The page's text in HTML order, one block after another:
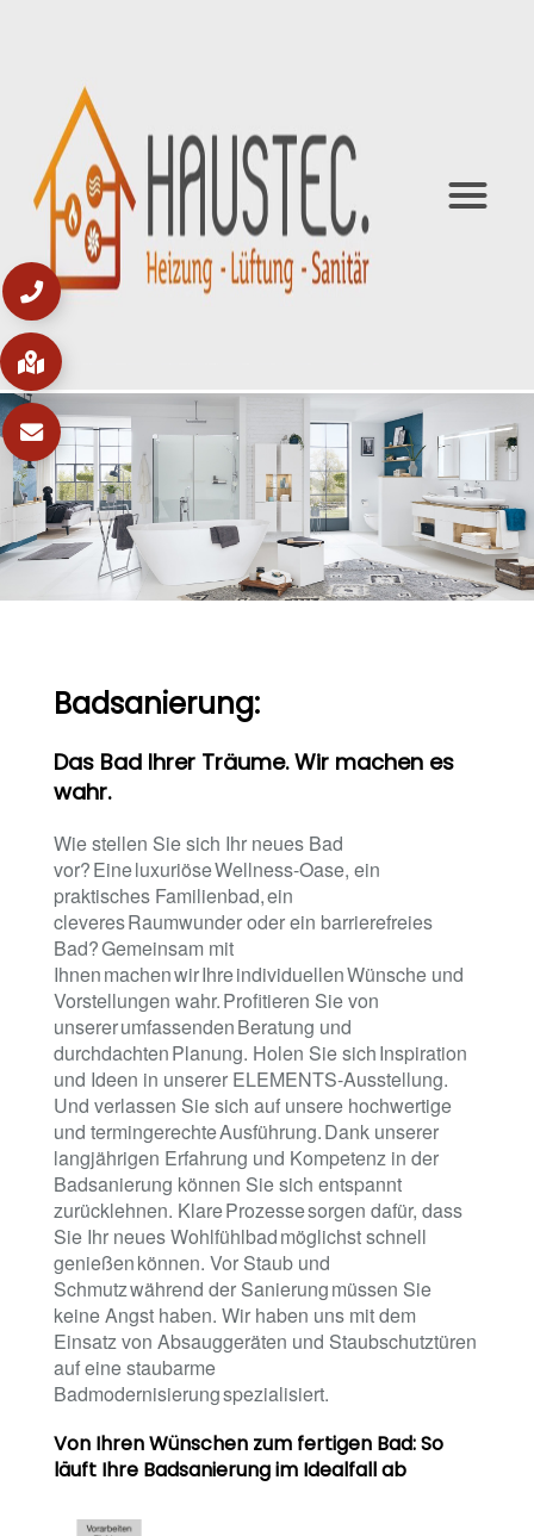
Badsanierung:
Das Bad Ihrer Träume. Wir machen es
wahr.
Wie stellen Sie sich Ihr neues Bad
vor? Eine luxuriöse Wellness-Oase, ein
praktisches Familienbad, ein
cleveres Raumwunder oder ein barrierefreies
Bad? Gemeinsam mit
Ihnen machen wir Ihre individuellen Wünsche und
Vorstellungen wahr. Profitieren Sie von
unserer umfassenden Beratung und
durchdachten Planung. Holen Sie sich Inspiration
und Ideen in unserer ELEMENTS-Ausstellung.
Und verlassen Sie sich auf unsere hochwertige
und termingerechte Ausführung. Dank unserer
langjährigen Erfahrung und Kompetenz in der
Badsanierung können Sie sich entspannt
zurücklehnen. Klare Prozesse sorgen dafür, dass
Sie Ihr neues Wohlfühlbad möglichst schnell
genießen können. Vor Staub und
Schmutz während der Sanierung müssen Sie
keine Angst haben. Wir haben uns mit dem
Einsatz von Absauggeräten und Staubschutztüren
auf eine staubarme
Badmodernisierung spezialisiert.
Von Ihren Wünschen zum fertigen Bad: So
läuft Ihre Badsanierung im Idealfall ab